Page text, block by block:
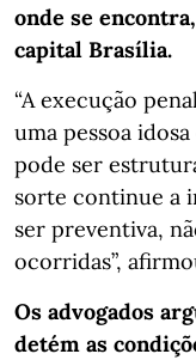
onde se
capital Brasília.
“A execução
uma pessoa
pode ser
sorte continue a
ser preventiva,
ocorridas”,
Os advogados
detém as